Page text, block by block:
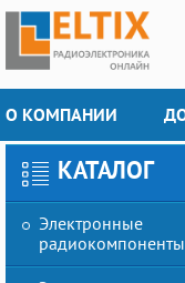
О КОМПАНИИ
КАТАЛОГ
Электронные
радиокомпоненты